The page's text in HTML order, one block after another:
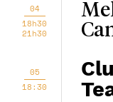
04
18h30
21h30
05
18:30